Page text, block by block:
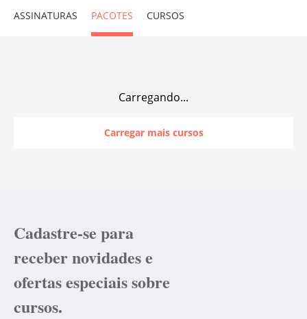
ASSINATURAS PACOTES CURSOS
Carregando...
Carregar mais cursos
Cadastre-se para
receber novidades e
ofertas especiais sobre
cursos.